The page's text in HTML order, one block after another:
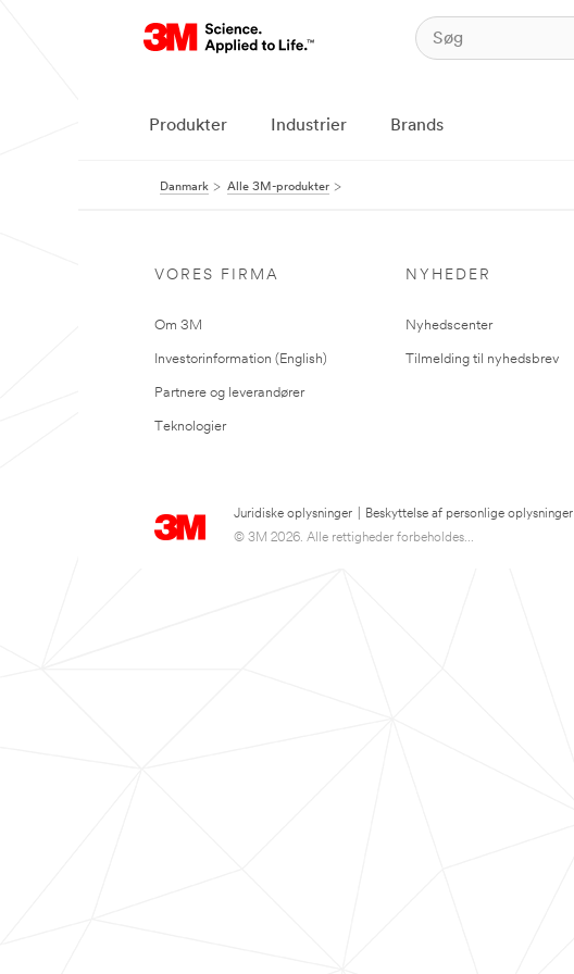
Produkter Industrier Brands
Danmark Alle 3M-produkter
VORES FIRMA
Om 3M
Investorinformation (English)
Partnere og leverandører
Teknologier
NYHEDER
Nyhedscenter
Tilmelding til nyhedsbrev
Juridiske oplysninger Beskyttelse af personlige oplysninger
© 3M 2026. Alle rettigheder forbeholdes...